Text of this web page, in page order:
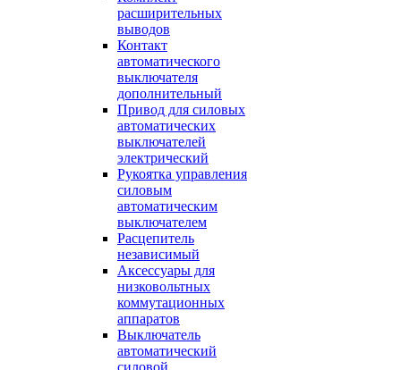
расширительных
выводов
Контакт
автоматического
выключателя
дополнительный
Привод для силовых
автоматических
выключателей
электрический
Рукоятка управления
силовым
автоматическим
выключателем
Расцепитель
независимый
Аксессуары для
низковольтных
коммутационных
аппаратов
Выключатель
автоматический
силовой